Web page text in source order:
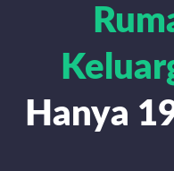
Hanya